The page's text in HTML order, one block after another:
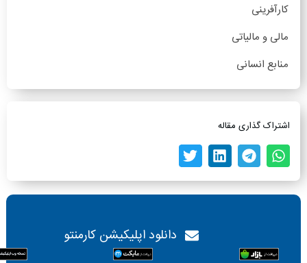
کارآفرینی
مالی و مالیاتی
منابع انسانی
اشتراک گذاری مقاله
دانلود اپلیکیشن کارمنتو